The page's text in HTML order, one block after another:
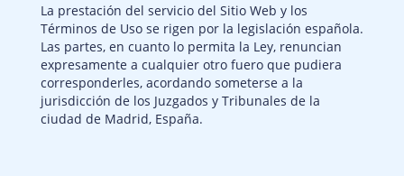
La prestación del servicio del Sitio Web y los
Términos de Uso se rigen por la legislación española.
Las partes, en cuanto lo permita la Ley, renuncian
expresamente a cualquier otro fuero que pudiera
corresponderles, acordando someterse a la
jurisdicción de los Juzgados y Tribunales de la
ciudad de Madrid, España.